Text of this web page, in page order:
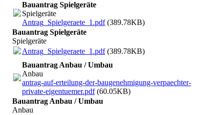
Bauantrag Spielgeräte
Spielgeräte
Antrag_Spielgeraete_1.pdf(389.78KB)
Bauantrag Spielgeräte
Spielgeräte
Antrag_Spielgeraete_1.pdf(389.78KB)
Bauantrag Anbau / Umbau
Anbau
antrag-auf-erteilung-der-baugenehmigung-verpaechter-
private-eigentuemer.pdf(60.05KB)
Bauantrag Anbau / Umbau
Anbau